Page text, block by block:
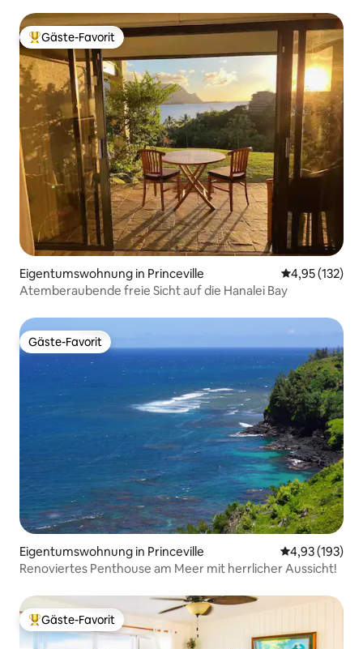
Beliebter Gäste-Favorit.
Gäste-Favorit
Eigentumswohnung in Princeville
4,95 (132)
Atemberaubende freie Sicht auf die Hanalei Bay
Gäste-Favorit
Gäste-Favorit
Eigentumswohnung in Princeville
4,93 (193)
Renoviertes Penthouse am Meer mit herrlicher Aussicht!
Beliebter Gäste-Favorit.
Gäste-Favorit